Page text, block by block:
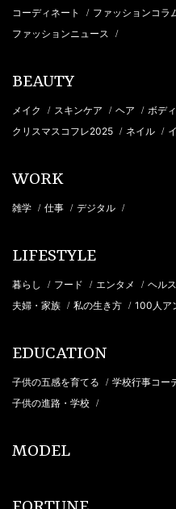
コーディネート / ファッションコラ
ファッションニュース /
BEAUTY
メイク / スキンケア / ヘア / ボディ
クリスマスコフレ2025 / ネイル /
WORK
雑学 / 仕事 / デジタル /
LIFESTYLE
暮らし / フード / エンタメ / ヘルス
夫婦・家族 / 私の生き方 / 100人ア
EDUCATION
子供の五感を育てる / 学校行事コー
子供の進路・学校 /
MODEL